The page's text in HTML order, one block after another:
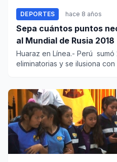
DEPORTES hace 8 años
Sepa cuántos puntos
al Mundial de Rusia 2018
Huaraz en Línea.- Perú
eliminatorias y se ilusiona